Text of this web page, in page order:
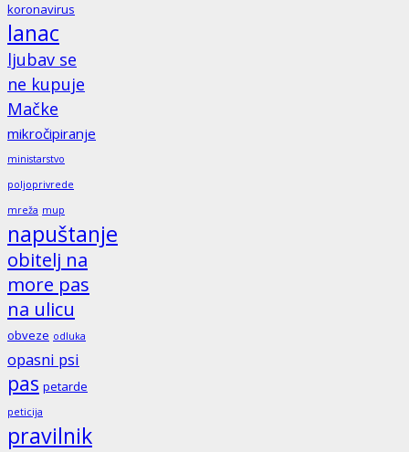
koronavirus
lanac
ljubav se
ne kupuje
Mačke
mikročipiranje
ministarstvo
poljoprivrede
mreža mup
napuštanje
obitelj na
more pas
na ulicu
obveze odluka
opasni psi
pas petarde
peticija
pravilnik